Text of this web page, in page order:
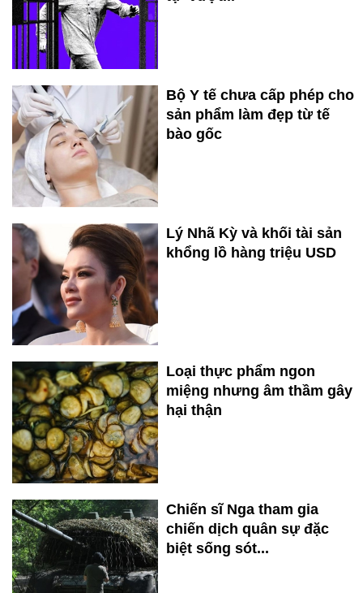
Bộ Y tế chưa cấp phép cho
sản phẩm làm đẹp từ tế
bào gốc
Lý Nhã Kỳ và khối tài sản
khổng lồ hàng triệu USD
Loại thực phẩm ngon
miệng nhưng âm thầm gây
hại thận
Chiến sĩ Nga tham gia
chiến dịch quân sự đặc
biệt sống sót...